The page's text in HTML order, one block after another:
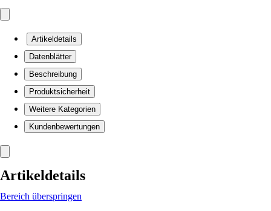
Artikeldetails
Datenblätter
Beschreibung
Produktsicherheit
Weitere Kategorien
Kundenbewertungen
Artikeldetails
Bereich überspringen